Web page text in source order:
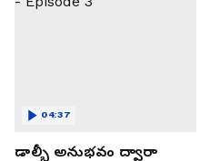
డాల్బీ అనుభవం ద్వారా
04:37